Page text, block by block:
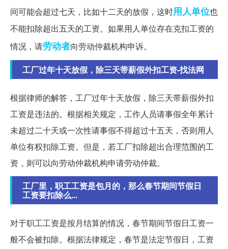
间可能会超过七天，比如十二天的放假，这时用人单位也
不能扣除超出五天的工资。如果用人单位存在克扣工资的
情况，请劳动者向劳动仲裁机构申诉。
工厂过年十天放假，除三天带薪假外扣工资-找法网
根据律师的解答，工厂过年十天放假，除三天带薪假外扣
工资是违法的。根据相关规定，工作人员请事假全年累计
未超过二十天或一次性请事假不得超过十五天，否则用人
单位有权扣除工资。但是，若工厂扣除超出合理范围的工
资，则可以向劳动仲裁机构申请劳动仲裁。
工厂里，职工工资是包月的，那么春节期间节假日
工资要扣除么...
对于职工工资是按月结算的情况，春节期间节假日工资一
般不会被扣除。根据法律规定，春节是法定节假日，工资